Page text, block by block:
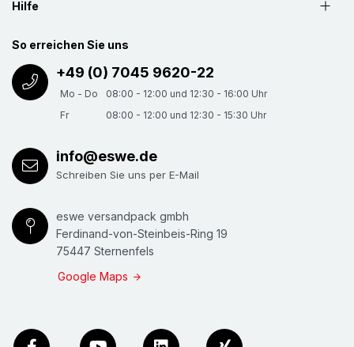
Hilfe
So erreichen Sie uns
+49 (0) 7045 9620-22
Mo - Do
08:00 - 12:00 und 12:30 - 16:00 Uhr
Fr
08:00 - 12:00 und 12:30 - 15:30 Uhr
info@eswe.de
Schreiben Sie uns per E-Mail
eswe versandpack gmbh
Ferdinand-von-Steinbeis-Ring 19
75447 Sternenfels
Google Maps